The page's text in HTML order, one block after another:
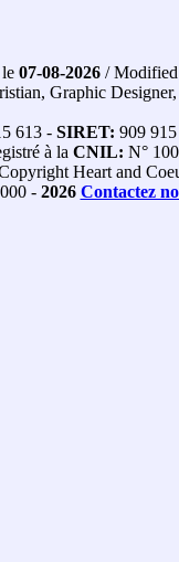
07-08-2026/
Graphic Designer,
613 - SIRET: 909
à la CNIL: N°
Heart and
- 2026 Contactez